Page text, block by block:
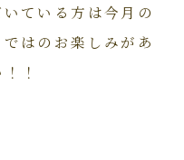
ている方は今月の
はのお楽しみがあ
！